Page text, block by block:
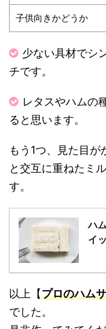
子供向きかどうか
少ない具材でシ
チです。
レタスやハムの
ると思います。
もう1つ、見た目
と交互に重ねたミ
す。
ハ
イ
以上【プロのハム
でした。